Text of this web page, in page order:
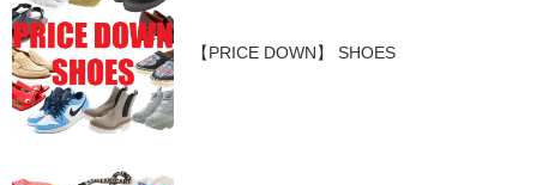
【PRICE DOWN】 SHOES